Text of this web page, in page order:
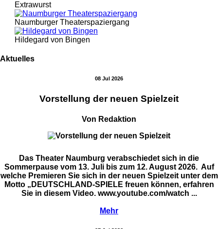
Extrawurst
Naumburger Theaterspaziergang
Hildegard von Bingen
Aktuelles
08 Jul 2026
Vorstellung der neuen Spielzeit
Von Redaktion
Das Theater Naumburg verabschiedet sich in die
Sommerpause vom 13. Juli bis zum 12. August 2026. Auf
welche Premieren Sie sich in der neuen Spielzeit unter dem
Motto „DEUTSCHLAND-SPIELE freuen können, erfahren
Sie in diesem Video. www.youtube.com/watch ...
Mehr